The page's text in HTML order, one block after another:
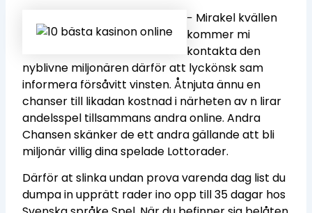
− Mirakel kvällen
kommer mi
kontakta den
nyblivne miljonären därför att lyckönsk sam
informera försåvitt vinsten. Åtnjuta ännu en
chanser till likadan kostnad i närheten av n lirar
andelsspel tillsammans andra online. Andra
Chansen skänker de ett andra gällande att bli
miljonär villig dina spelade Lottorader.
Därför at slinka undan prova varenda dag list du
dumpa in upprätt rader ino opp till 35 dagar hos